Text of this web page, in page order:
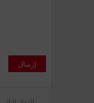
إرسال